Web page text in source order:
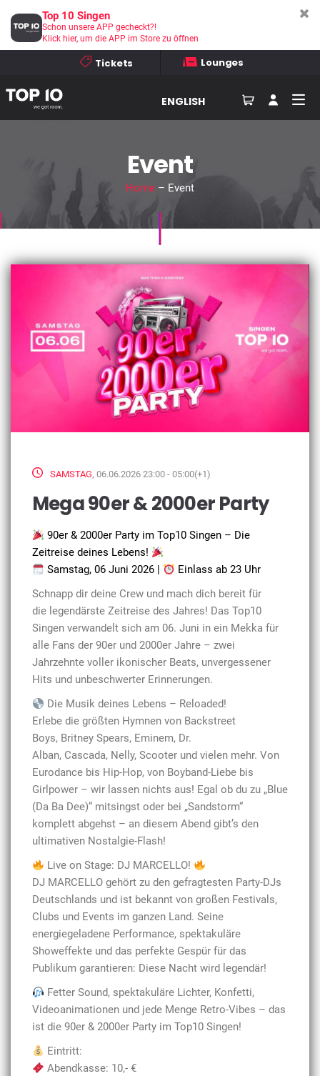
Tickets Lounges
ENGLISH
Event
Home – Event
SAMSTAG, 06.06.2026 23:00 - 05:00(+1)
Mega 90er & 2000er Party
90er & 2000er Party im Top10 Singen – Die
Zeitreise deines Lebens!
Samstag, 06 Juni 2026 |
Einlass ab 23 Uhr
Schnapp dir deine Crew und mach dich bereit für
die legendärste Zeitreise des Jahres! Das Top10
Singen verwandelt sich am 06. Juni in ein Mekka für
alle Fans der 90er und 2000er Jahre – zwei
Jahrzehnte voller ikonischer Beats, unvergessener
Hits und unbeschwerter Erinnerungen.
Die Musik deines Lebens – Reloaded!
Erlebe die größten Hymnen von Backstreet
Boys, Britney Spears, Eminem, Dr.
Alban, Cascada, Nelly, Scooter und vielen mehr. Von
Eurodance bis Hip-Hop, von Boyband-Liebe bis
Girlpower – wir lassen nichts aus! Egal ob du zu „Blue
(Da Ba Dee)“ mitsingst oder bei „Sandstorm“
komplett abgehst – an diesem Abend gibt’s den
ultimativen Nostalgie-Flash!
Live on Stage: DJ MARCELLO!
DJ MARCELLO gehört zu den gefragtesten Party-DJs
Deutschlands und ist bekannt von großen Festivals,
Clubs und Events im ganzen Land. Seine
energiegeladene Performance, spektakuläre
Showeffekte und das perfekte Gespür für das
Publikum garantieren: Diese Nacht wird legendär!
Fetter Sound, spektakuläre Lichter, Konfetti,
Videoanimationen und jede Menge Retro-Vibes – das
ist die 90er & 2000er Party im Top10 Singen!
Eintritt:
Abendkasse: 10,- €
Top 10 Singen
Schon unsere APP gecheckt?!
Klick hier, um die APP im Store zu öffnen